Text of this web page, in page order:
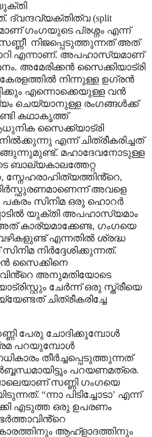
ദ്വന്ദവ്യക്തിത്വ (split
ഗംഗയുടെ പ്രശ്നം എന്ന്
നിജപ്പെടുത്തുന്നത് അത്
എന്നാണ്. അപഹാസ്യമാണ്
അമേരിക്കൻ സൈക്കിയാട്രി
നിന്നുള്ള ഉഗ്രൻ
എന്നൊക്കെയുള്ള വൻ
ചെയ്യാനുള്ള രംഗങ്ങൾക്ക്
കഥാകൃത്ത്
സൈക്ക്യാട്രി
എന്ന് ചിത്രീകരിച്ചത്
മഹാദേവനോടുള്ള
ബാല്യകാലത്തേറ്റ
, സ്നേഹരാഹിത്യത്തിൻ്റെ,
അവളെ
സിനിമ ഒരു ഹൊറർ
യുക്തി അപഹാസ്യമാം
കാര്യമാക്കേണ്ട, ഗംഗയെ
എന്നതിൽ ശ്രദ്ധ
നിർദ്ദേശിക്കുന്നത്.
സൈക്കിനെ
അനുമതിയോടെ
ചേർന്ന് ഒരു സ്ത്രീയെ
ചിത്രീകരിച്ചേ
പേരു ചോദിക്കുമ്പോൾ
പറയുമ്പോൾ
തീർച്ചപ്പെടുത്തുന്നത്
പറയണമത്രെ.
സണ്ണി ഗംഗയെ
“ന്നാ പിടിച്ചോടാ’ എന്ന്
എടുത്ത ഒരു ഉപരണം
ആഹ്ളാദത്തിനും